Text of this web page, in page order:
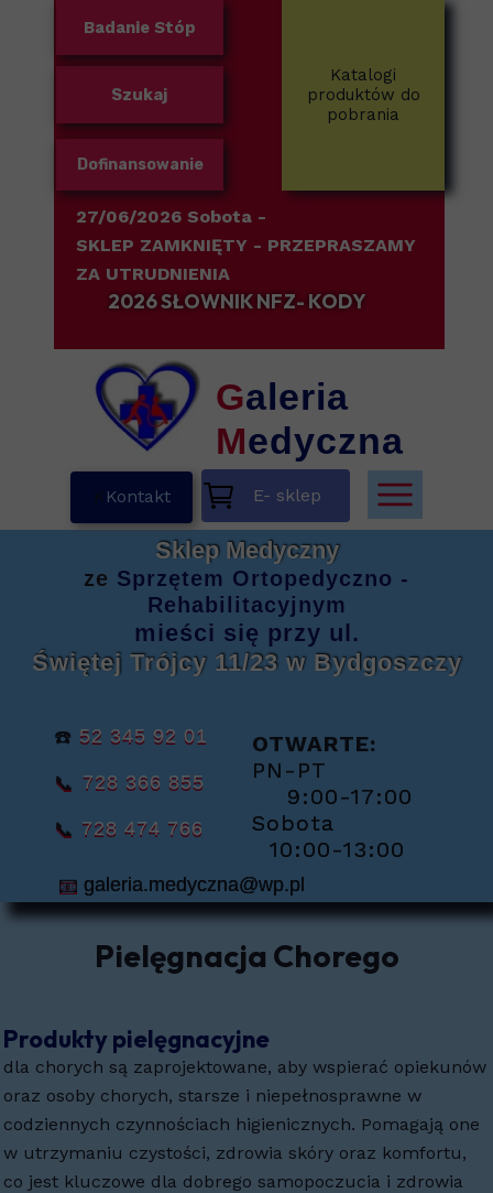
📧 galeria.medyczna@wp.pl
Kontakt
27/06/2026 Sobota -
SKLEP ZAMKNIĘTY - PRZEPRASZAMY
ZA UTRUDNIENIA
☎️ 52 345 92 01
📞 728 366 855
📞 728 474 766
OTWARTE:
PN-PT
9:00-17:00
Sobota
10:00-13:00
Galeria
Medyczna
Sklep Medyczny
ze Sprzętem Ortopedyczno -
Rehabilitacyjnym
mieści się przy ul.
Świętej Trójcy 11/23 w Bydgoszczy
E- sklep
Katalogi
produktów do
pobrania
2026 SŁOWNIK NFZ- KODY
Badanie Stóp
Szukaj
Dofinansowanie
Pielęgnacja Chorego
Produkty pielęgnacyjne
dla chorych są zaprojektowane, aby wspierać opiekunów
oraz osoby chorych, starsze i niepełnosprawne w
codziennych czynnościach higienicznych. Pomagają one
w utrzymaniu czystości, zdrowia skóry oraz komfortu,
co jest kluczowe dla dobrego samopoczucia i zdrowia